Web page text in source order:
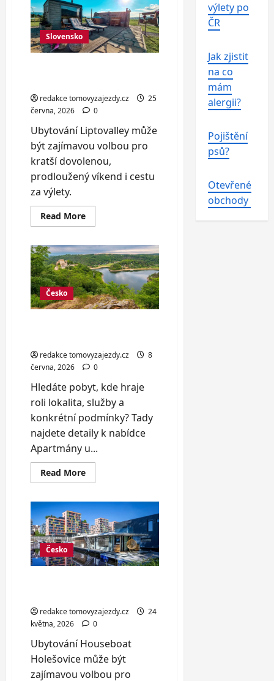
pláž
Leba:
apartmány
až
pro
6
Slovensko
redakce tomovyzajezdy.cz
25
června, 2026
0
Ubytování Liptovalley může
být zajímavou volbou pro
kratší dovolenou,
prodloužený víkend i cestu
za výlety.
Read MoreRead
more
Liptova:
domečky
s
wellness
pro
2–
5
osob
Česko
redakce tomovyzajezdy.cz
8
června, 2026
0
Hledáte pobyt, kde hraje
roli lokalita, služby a
konkrétní podmínky? Tady
najdete detaily k nabídce
Apartmány u...
Read MoreRead
more
u
Vranovské
přehrady
pro
4
až
11
osob
Česko
redakce tomovyzajezdy.cz
24
května, 2026
0
Ubytování Houseboat
Holešovice může být
zajímavou volbou pro
výlety po
ČR
Jak zjistit
na co
mám
alergii?
Pojištění
psů?
Otevřené
obchody